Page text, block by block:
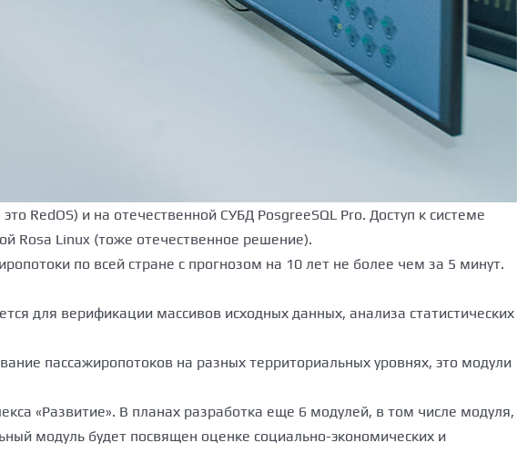
RedOS) и на отечественной СУБД PosgreeSQL Pro. Доступ к системе
Rosa Linux (тоже отечественное решение).
по всей стране с прогнозом на 10 лет не более чем за 5 минут.
для верификации массивов исходных данных, анализа статистических
пассажиропотоков на разных территориальных уровнях, это модули
«Развитие». В планах разработка еще 6 модулей, в том числе модуля,
модуль будет посвящен оценке социально-экономических и